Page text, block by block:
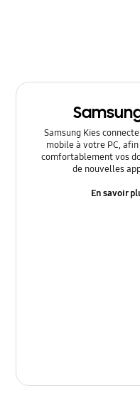
Utilisation
Samsung Kies
mobile à votre PC,
comfortablement vos
de nouvelles
En savoir